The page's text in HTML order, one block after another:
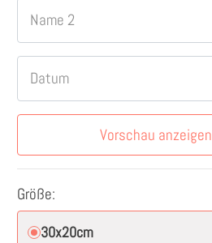
Name 2
Datum
Vorschau anzeigen
Größe:
30x20cm